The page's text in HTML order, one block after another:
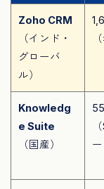
Zoho CRM
（インド・
グローバ
ル）
Knowledg
e Suite
（国産）
ー